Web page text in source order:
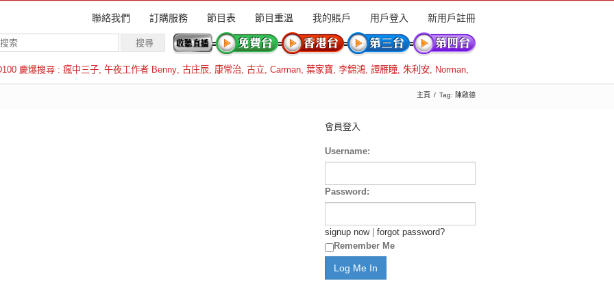
聯絡我們 訂購服務 節目表 節目重溫 我的賬戶 用戶登入 新用戶註冊
慶爆搜尋 : 瘋中三子, 午夜工作者 Benny, 古庄辰, 康常治, 古立, Carman, 葉家寶, 李錦鴻, 譚雁瞳, 朱利安, Norman,
倫斯
主頁 Tag: 陳啟德
會員登入
Username:
Password:
signup now| forgot password?
Remember Me